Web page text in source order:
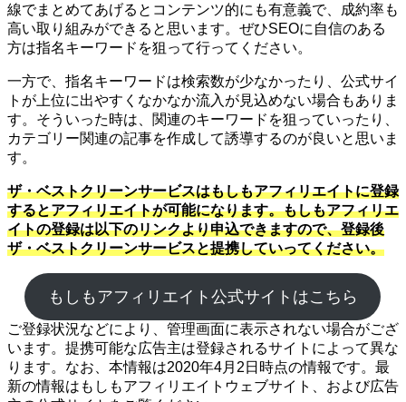
線でまとめてあげるとコンテンツ的にも有意義で、成約率も
高い取り組みができると思います。ぜひSEOに自信のある
方は指名キーワードを狙って行ってください。
一方で、指名キーワードは検索数が少なかったり、公式サイ
トが上位に出やすくなかなか流入が見込めない場合もありま
す。そういった時は、関連のキーワードを狙っていったり、
カテゴリー関連の記事を作成して誘導するのが良いと思いま
す。
ザ・ベストクリーンサービスはもしもアフィリエイトに登録
するとアフィリエイトが可能になります。もしもアフィリエ
イトの登録は以下のリンクより申込できますので、登録後
ザ・ベストクリーンサービスと提携していってください。
もしもアフィリエイト公式サイトはこちら
ご登録状況などにより、管理画面に表示されない場合がござ
います。提携可能な広告主は登録されるサイトによって異な
ります。なお、本情報は2020年4月2日時点の情報です。最
新の情報はもしもアフィリエイトウェブサイト、および広告